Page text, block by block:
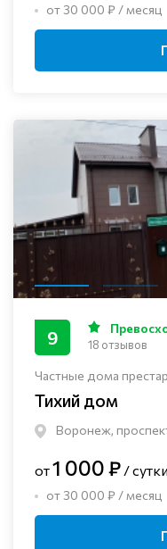
от 30 000 ₽ / месяц
Частные дома
Тихий дом
Воронеж,
9 18 отзывов
от1 000 ₽ / сутки
от 30 000 ₽ / месяц